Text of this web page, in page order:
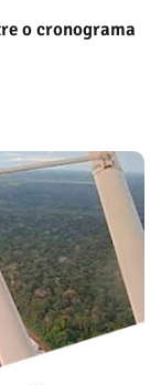
o cronograma